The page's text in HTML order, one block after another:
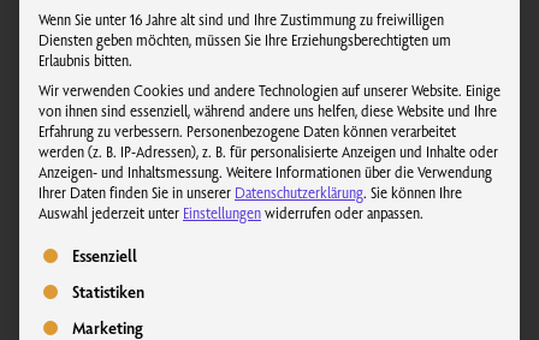
Wenn Sie unter 16 Jahre alt sind und Ihre Zustimmung zu freiwilligen
Diensten geben möchten, müssen Sie Ihre Erziehungsberechtigten um
Erlaubnis bitten.
Wir verwenden Cookies und andere Technologien auf unserer Website. Einige
von ihnen sind essenziell, während andere uns helfen, diese Website und Ihre
Erfahrung zu verbessern. Personenbezogene Daten können verarbeitet
werden (z. B. IP-Adressen), z. B. für personalisierte Anzeigen und Inhalte oder
Anzeigen- und Inhaltsmessung. Weitere Informationen über die Verwendung
Ihrer Daten finden Sie in unserer Datenschutzerklärung. Sie können Ihre
Auswahl jederzeit unter Einstellungenwiderrufen oder anpassen.
Es folgt eine Liste der Service-Gruppen, für die eine Einwilligung erteilt
Essenziell
Statistiken
Marketing